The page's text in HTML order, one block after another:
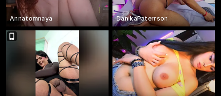
Annatomnaya DanikaPaterrson